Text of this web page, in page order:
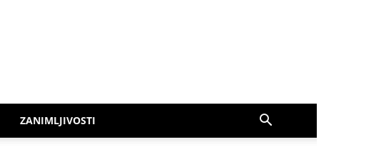
ZANIMLJIVOSTI